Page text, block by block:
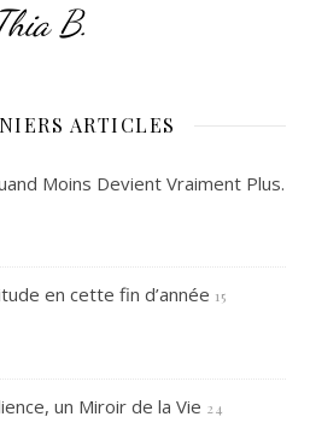
B.
ARTICLES
Moins Devient Vraiment Plus.
en cette fin d’année 15
un Miroir de la Vie 24